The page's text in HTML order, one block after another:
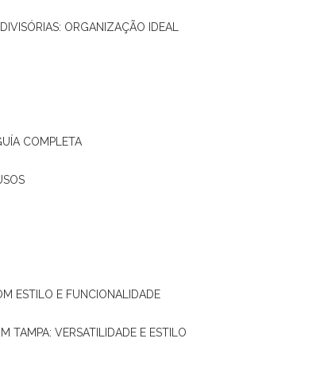
ORGANIZAÇÃO IDEAL
COMPLETA
ESTILO E FUNCIONALIDADE
TAMPA: VERSATILIDADE E ESTILO